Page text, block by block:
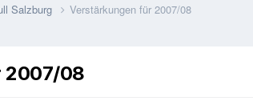
Salzburg Verstärkungen für 2007/08
2007/08